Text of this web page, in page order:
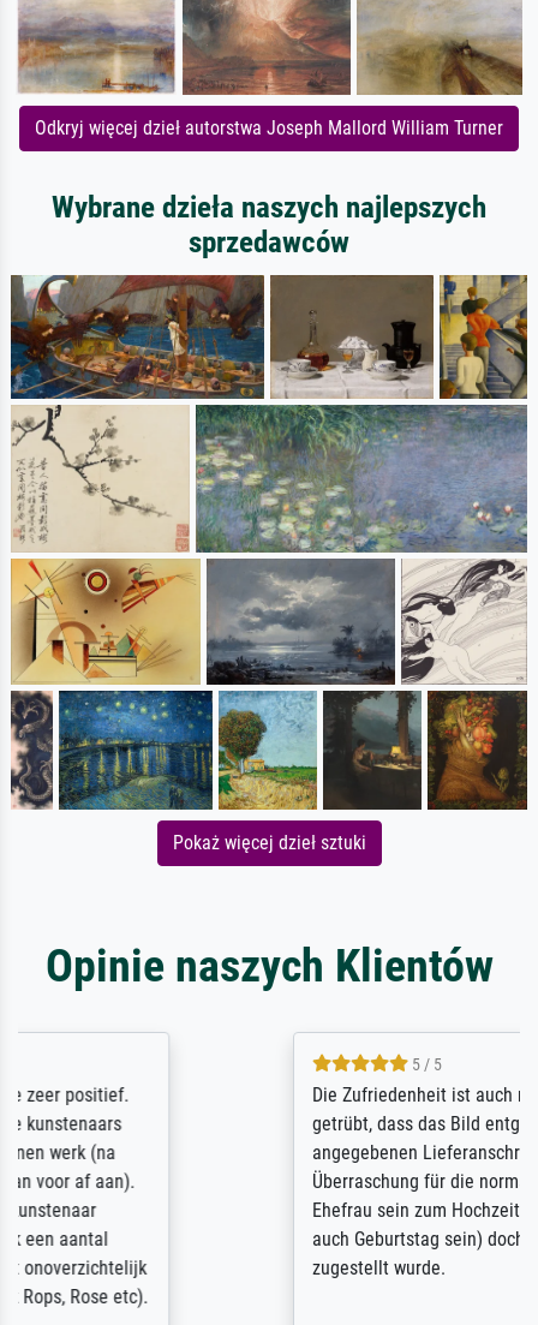
Odkryj więcej dzieł autorstwa Joseph Mallord William Turner
Wybrane dzieła naszych najlepszych
sprzedawców
Pokaż więcej dzieł sztuki
Opinie naszych Klientów
Die Zufriedenheit ist auch nicht dadurch
getrübt, dass das Bild entgegen einer
angegebenen Lieferanschrift (sollte eine
Überraschung für die normannische
Ehefrau sein zum Hochzeits- gleichzeitig
auch Geburtstag sein) doch nach zu Hause
zugestellt wurde.